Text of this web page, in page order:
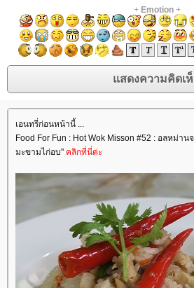
+ Emotion+
เอนทรี่ก่อนหน้านี้ ...
Food For Fun : Hot Wok Misson #52 : อลหม่า
มะขามไก่อบ" คลิกที่นี่ค่ะ